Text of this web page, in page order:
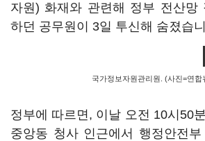
자원) 화재와 관련해 정부 전산망
하던 공무원이 3일 투신해 숨졌습
국가정보자원관리원. (사진=연합
정부에 따르면, 이날 오전 10시50
중앙동 청사 인근에서 행정안전